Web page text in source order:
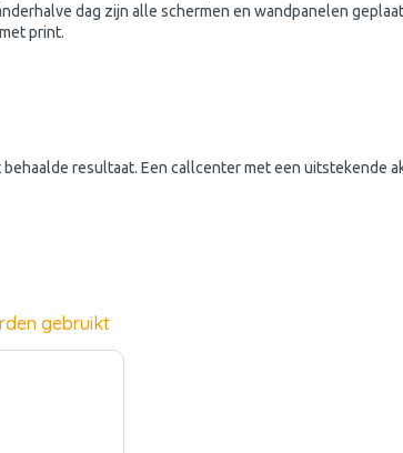
dag zijn alle schermen en wandpanelen
print.
resultaat. Een callcenter met een uitstekende
gebruikt